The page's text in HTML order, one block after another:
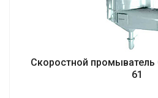
Скоростной
61